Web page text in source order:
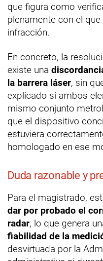
que figura como
plenamente con el
infracción.
En concreto, la
existe una
la barrera láser, sin
explicado si ambos
mismo conjunto
que el dispositivo
estuviera
homologado en ese
Duda razonable y
Para el magistrado,
dar por probado el
radar, lo que genera
fiabilidad de la
desvirtuada por la